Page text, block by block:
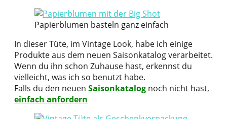
Papierblumen basteln ganz einfach
In dieser Tüte, im Vintage Look, habe ich einige
Produkte aus dem neuen Saisonkatalog verarbeitet.
Wenn du ihn schon Zuhause hast, erkennst du
vielleicht, was ich so benutzt habe.
Falls du den neuen Saisonkatalog noch nicht hast,
einfach anfordern